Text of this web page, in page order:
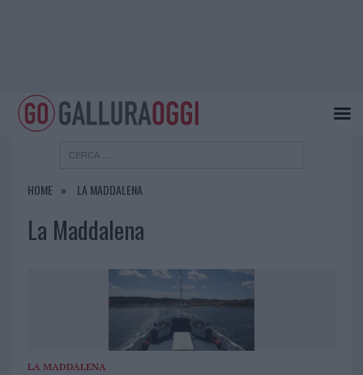
HOME LA MADDALENA
La Maddalena
LA MADDALENA